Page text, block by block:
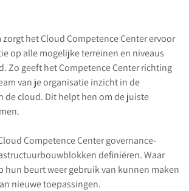
het Cloud Competence Center ervoor
op alle mogelijke terreinen en niveaus
Zo geeft het Competence Center richting
van je organisatie inzicht in de
de cloud. Dit helpt hen om de juiste
Competence Center governance-
definiëren. Waar
hun beurt weer gebruik van kunnen maken
nieuwe toepassingen.